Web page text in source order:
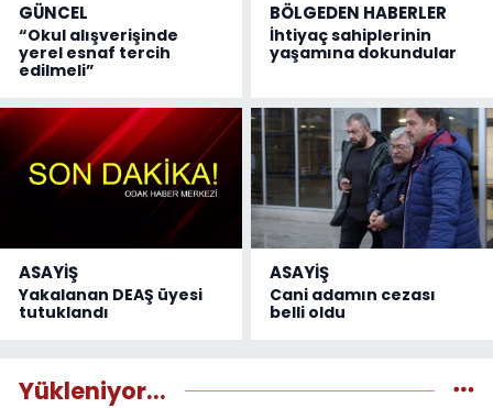
GÜNCEL
“Okul alışverişinde
yerel esnaf tercih
edilmeli”
BÖLGEDEN HABERLER
İhtiyaç sahiplerinin
yaşamına dokundular
ASAYİŞ
Yakalanan DEAŞ üyesi
tutuklandı
ASAYİŞ
Cani adamın cezası
belli oldu
Yükleniyor...